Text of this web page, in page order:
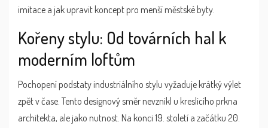
imitace a jak upravit koncept pro menší městské byty.
Kořeny stylu: Od továrních hal k
moderním loftům
Pochopení podstaty industriálního stylu vyžaduje krátký výlet
zpět v čase. Tento designový směr nevznikl u kreslicího prkna
architekta, ale jako nutnost. Na konci 19. století a začátku 20.